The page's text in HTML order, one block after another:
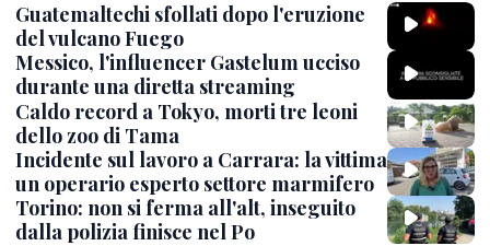
Guatemaltechi sfollati dopo l'eruzione
del vulcano Fuego
Messico, l'influencer Gastelum ucciso
durante una diretta streaming
Caldo record a Tokyo, morti tre leoni
dello zoo di Tama
Incidente sul lavoro a Carrara: la vittima
un operario esperto settore marmifero
Torino: non si ferma all'alt, inseguito
dalla polizia finisce nel Po